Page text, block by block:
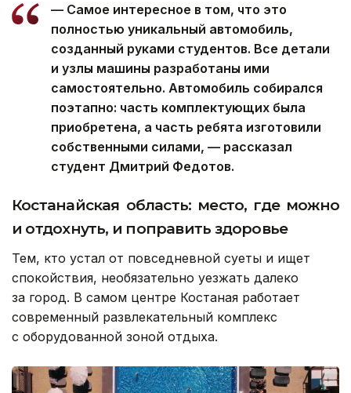
— Самое интересное в том, что это
полностью уникальный автомобиль,
созданный руками студентов. Все детали
и узлы машины разработаны ими
самостоятельно. Автомобиль собирался
поэтапно: часть комплектующих была
приобретена, а часть ребята изготовили
собственными силами, — рассказал
студент Дмитрий Федотов.
Костанайская область: место, где можно
и отдохнуть, и поправить здоровье
Тем, кто устал от повседневной суеты и ищет
спокойствия, необязательно уезжать далеко
за город. В самом центре Костаная работает
современный развлекательный комплекс
с оборудованной зоной отдыха.